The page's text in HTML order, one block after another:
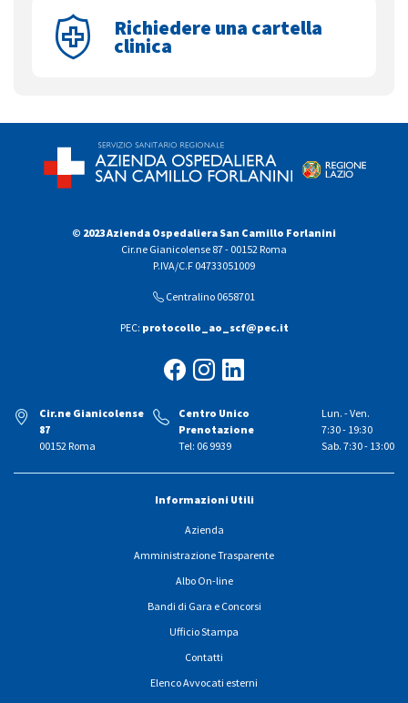
Richiedere una cartella
clinica
© 2023 Azienda Ospedaliera San Camillo Forlanini
Cir.ne Gianicolense 87 - 00152 Roma
P.IVA/C.F 04733051009
Centralino 0658701
PEC: protocollo_ao_scf@pec.it
Cir.ne Gianicolense
87
00152 Roma
Centro Unico
Prenotazione
Tel: 06 9939
Lun. - Ven.
7:30 - 19:30
Sab. 7:30 - 13:00
Informazioni Utili
Azienda
Amministrazione Trasparente
Albo On-line
Bandi di Gara e Concorsi
Ufficio Stampa
Contatti
Elenco Avvocati esterni